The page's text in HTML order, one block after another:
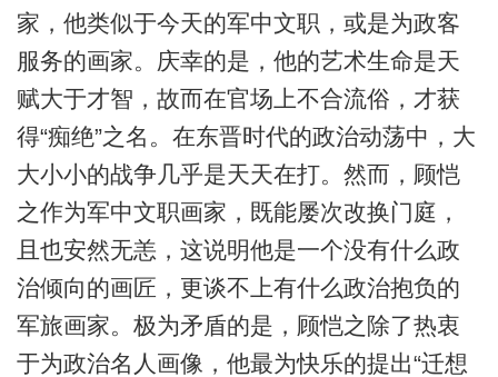
家，他类似于今天的军中文职，或是为政客
服务的画家。庆幸的是，他的艺术生命是天
赋大于才智，故而在官场上不合流俗，才获
得“痴绝”之名。在东晋时代的政治动荡中，大
大小小的战争几乎是天天在打。然而，顾恺
之作为军中文职画家，既能屡次改换门庭，
且也安然无恙，这说明他是一个没有什么政
治倾向的画匠，更谈不上有什么政治抱负的
军旅画家。极为矛盾的是，顾恺之除了热衷
于为政治名人画像，他最为快乐的提出“迁想